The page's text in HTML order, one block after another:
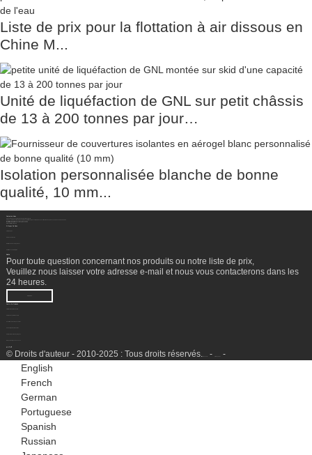
Liste de prix pour la flottation à air dissous en
Chine M...
Unité de liquéfaction de GNL sur petit châssis
de 13 à 200 tonnes par jour…
Isolation personnalisée blanche de bonne
qualité, 10 mm...
Contactez-Nous
Pour toute question concernant nos produits ou notre liste de prix,
Veuillez nous laisser votre adresse e-mail et nous vous contacterons dans les
24 heures.
© Droits d'auteur - 2010-2025 : Tous droits réservés. - -
English
French
German
Portuguese
Spanish
Russian